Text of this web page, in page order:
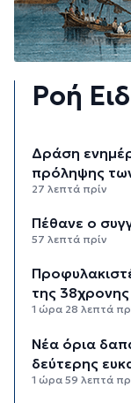
Ροή
Δράση
πρόληψης
27 λεπτά πρίν
Πέθανε ο
57 λεπτά πρίν
της
1 ώρα 28 λεπτά
Νέα όρια
δεύτερης
1 ώρα 59 λεπτά